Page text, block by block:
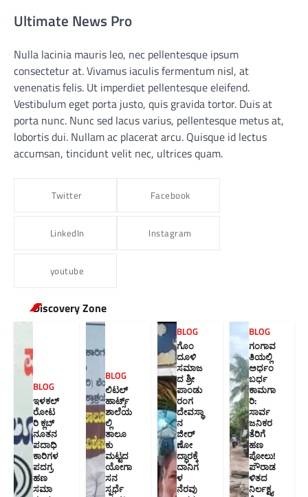
Ultimate News Pro
Nulla lacinia mauris leo, nec pellentesque ipsum
consectetur at. Vivamus iaculis fermentum nisl, at
venenatis felis. Ut imperdiet pellentesque eleifend.
Vestibulum eget porta justo, quis gravida tortor. Duis at
porta nunc. Nunc sed lacus varius, pellentesque metus at,
lobortis dui. Nullam ac placerat arcu. Quisque id lectus
accumsan, tincidunt velit nec, ultrices quam.
Twitter Facebook
LinkedIn Instagram
youtube
Discovery Zone
BLOG
ಇಳಕಲ್
ರೋಟ
ರಿ ಕ್ಲಬ್
ನೂತನ‌
ಪದಾಧಿ
ಕಾರಿಗಳ
ಪದಗ್ರ
ಹಣ
ಸಮಾ
BLOG
ಲಿಟಲ್
ಹಾರ್ಟ್ಸ್
ಶಾಲೆಯ
ಲ್ಲಿ
ತಾಲೂ
ಕು
ಮಟ್ಟದ
ಯೋಗಾ
ಸನ
ಸ್ಪರ್ಧೆ
BLOG
ಗೊಂ
ದೂಳಿ
ಸಮಾಜ
ದ ಶ್ರೀ
ಪಾಂಡು
ರಂಗ
ದೇವಸ್ಥಾ
ನ
ಜೀರ್
ಣೋ
ದ್ಧಾರಕ್ಕೆ
ದಾನಿಗ
ಳ
ನೆರವು
BLOG
ಗಂಗಾವ
ತಿಯಲ್ಲಿ
ಅರ್ಧಂ
ಬರ್ಧ
ಕಾಮಗಾ
ರಿ:
ಸಾರ್ವ
ಜನಿಕರ
ತೆರಿಗೆ
ಹಣ
ಪೋಲು!
ಪೌರಾಡ
ಳಿತದ
ನಿರ್ಲಕ್ಷ್ಯ